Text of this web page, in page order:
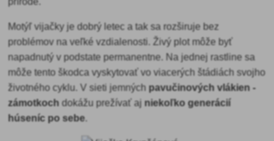
Motýľ vijačky je dobrý letec a tak sa rozširuje bez
problémov na veľké vzdialenosti. Živý plot môže byť
napadnutý v podstate permanentne. Na jednej rastline sa
môže tento škodca vyskytovať vo viacerých štádiách svojho
životného cyklu. V sieti jemnýchpavučinových vlákien -
zámotkoch dokážu prežívať ajniekoľko generácií
húseníc po sebe.